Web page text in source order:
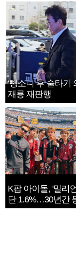
‘뺑소니 후 술타기
재룡 재판행
K팝 아이돌, '밀리
단 1.6%…30년간
1182개팀 전수조